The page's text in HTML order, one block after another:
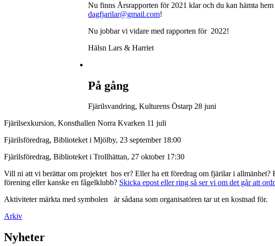
Nu finns Årsrapporten för 2021 klar och du kan hämta
dagfjarilar@gmail.com!
Nu jobbar vi vidare med rapporten för 2022!
Hälsn Lars & Harriet
På gång
Fjärilsvandring, Kulturens Östarp 28 juni
Fjärilsexkursion, Konsthallen Norra Kvarken 11 juli
Fjärilsföredrag, Biblioteket i Mjölby, 23 september 18:00
Fjärilsföredrag, Biblioteket i Trollhättan, 27 oktober 17:30
Vill ni att vi berättar om projektet hos er? Eller ha ett föredrag om fjärilar i
förening eller kanske en fågelklubb? Skicka epost eller ring så ser vi om det går att
Aktiviteter märkta med symbolen
är sådana som organisatören tar ut en kostnad för.
Arkiv
Nyheter